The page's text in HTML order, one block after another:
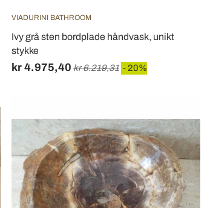
VIADURINI BATHROOM
Ivy grå sten bordplade håndvask, unikt
stykke
kr 4.975,40 kr 6.219,31 - 20%